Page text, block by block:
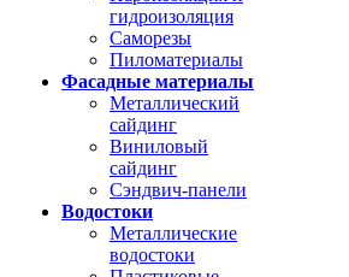
гидроизоляция
Саморезы
Пиломатериалы
Фасадные материалы
Металлический
сайдинг
Виниловый
сайдинг
Сэндвич-панели
Водостоки
Металлические
водостоки